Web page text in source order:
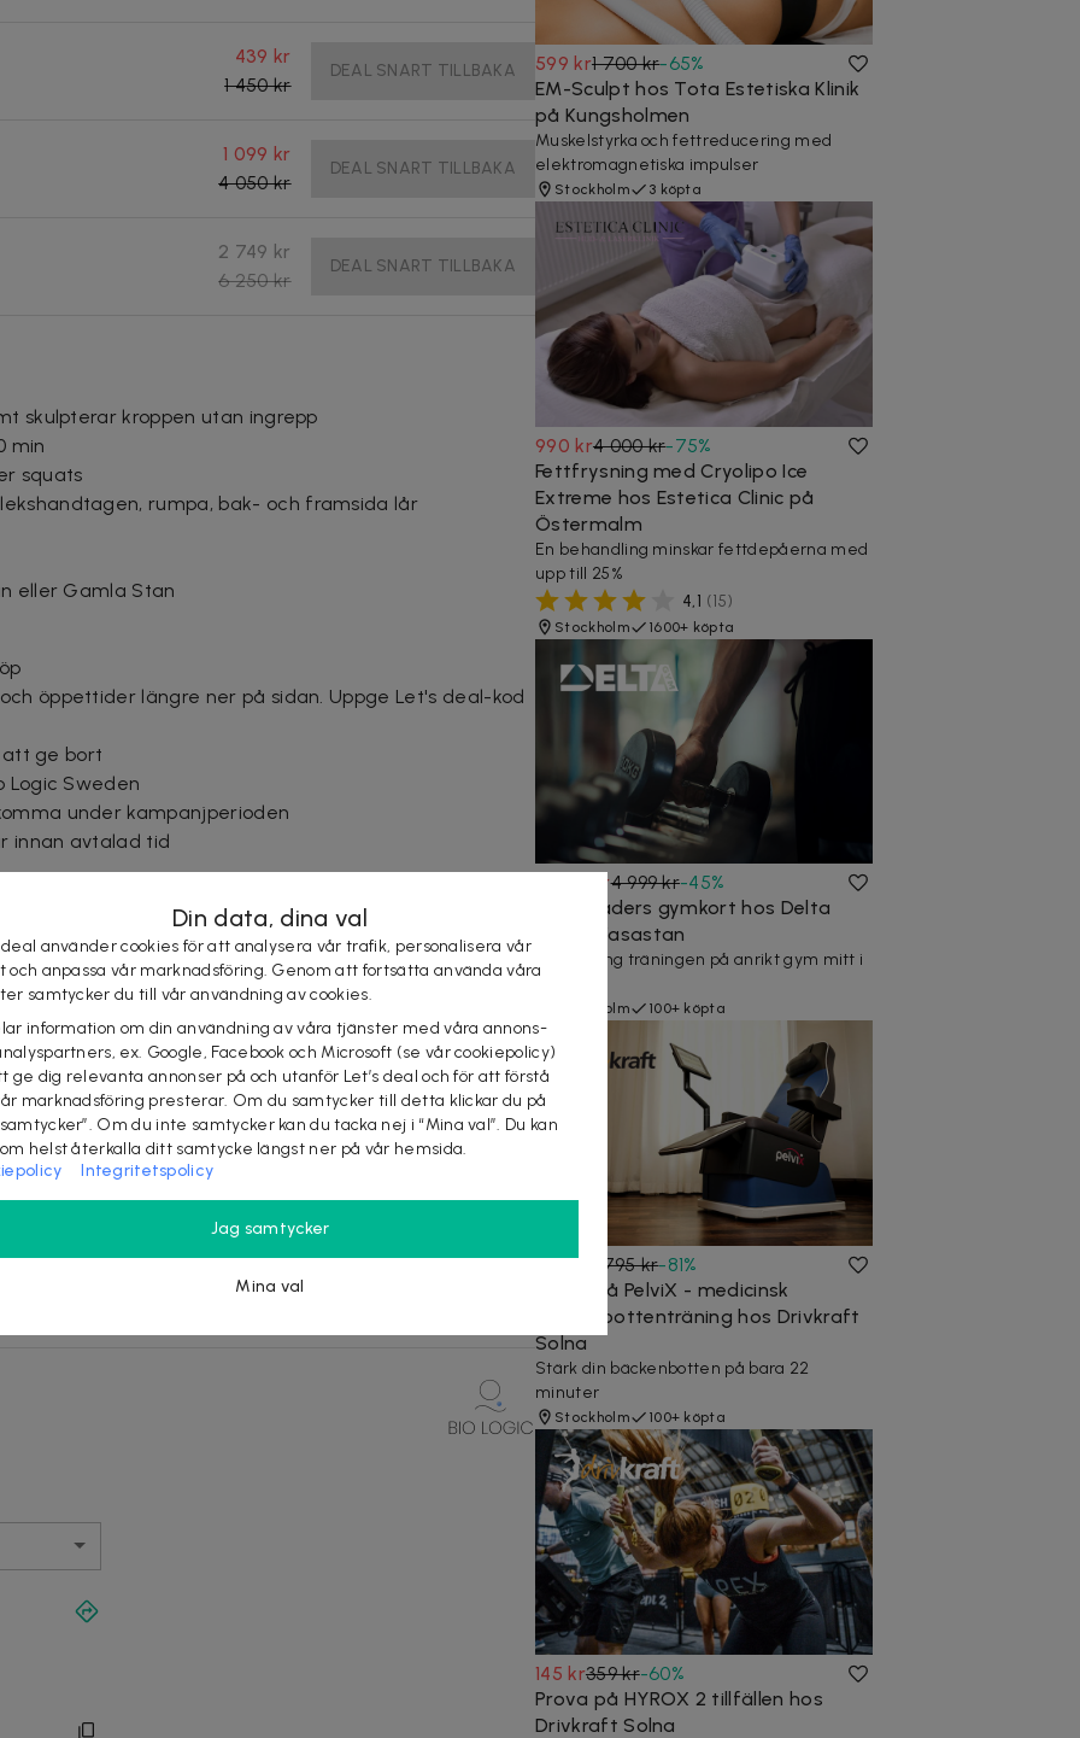
439 kr
1 450 kr
DEAL SNART TILLBAKA
1 099 kr
4 050 kr
DEAL SNART TILLBAKA
2 749 kr
6 250 kr
DEAL SNART TILLBAKA
skulpterar kroppen utan ingrepp
min
squats
rumpa, bak- och framsida lår
eller Gamla Stan
öppettider längre ner på sidan. Uppge Let's deal-kod
att ge bort
Logic Sweden
under kampanjperioden
innan avtalad tid
intensity focused elektro magnetic) som hjälper dig
kroppen utan ingrepp. Denna metod skapar ett
muskelvävnad samt fettdepåer, på ett säkert, effektivt
kombinerar fettreducering och ökad muskelmassa
nytänkande och att effiktiveras träningen med hjälp
Bio Logic är en av de ledande aktörerna gällande
med sin kunskap skapa bästa möjliga resultat åt dig
kvalitetssäkrade produkter och vetenskapligt bevisade
tjänster som de genuint tror på och stolt står bakom.
599 kr1 700 kr-65%
EM-Sculpt hos Tota Estetiska Klinik
på Kungsholmen
Muskelstyrka och fettreducering med
elektromagnetiska impulser
Stockholm 3 köpta
990 kr4 000 kr-75%
Fettfrysning med Cryolipo Ice
Extreme hos Estetica Clinic på
Östermalm
En behandling minskar fettdepåerna med
upp till 25%
4,1 (15)
Stockholm 1600+ köpta
2 750 kr4 999 kr-45%
12 månaders gymkort hos Delta
Gym i Vasastan
Kicka igång träningen på anrikt gym mitt i
Stockholm 100+ köpta
345 kr 1 795 kr-81%
Prova på PelviX - medicinsk
bäckenbottenträning hos Drivkraft
Solna
Stärk din bäckenbotten på bara 22
minuter
Stockholm 100+ köpta
145 kr359 kr-60%
Prova på HYROX 2 tillfällen hos
Drivkraft Solna
Din data, dina val
deal använder cookies för att analysera vår trafik, personalisera vår
och anpassa vår marknadsföring. Genom att fortsätta använda våra
samtycker du till vår användning av cookies.
information om din användning av våra tjänster med våra annons-
ex. Google, Facebook och Microsoft (se vår cookiepolicy)
ge dig relevanta annonser på och utanför Let’s deal och för att förstå
marknadsföring presterar. Om du samtycker till detta klickar du på
samtycker”. Om du inte samtycker kan du tacka nej i “Mina val”. Du kan
helst återkalla ditt samtycke längst ner på vår hemsida.
Integritetspolicy
Jag samtycker
Mina val